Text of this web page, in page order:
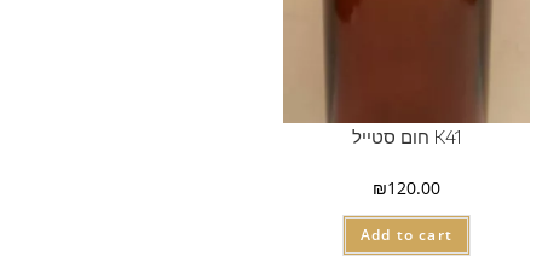
K41 חום סטייל
₪120.00
Add to cart